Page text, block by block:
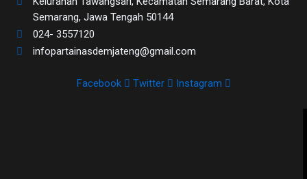
Semarang, Jawa Tengah 50144
024- 3557120
infopartainasdemjateng@gmail.com
Facebook Twitter Instagram